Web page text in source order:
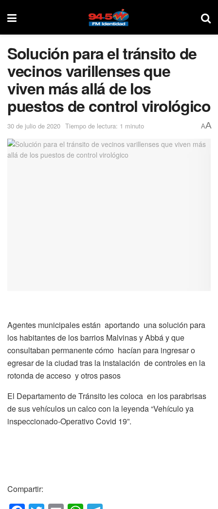
Solución para el tránsito de
vecinos varillenses que
viven más allá de los
puestos de control virológico
30 de julio de 2020 Tiempo de lectura: 1 minuto AA
Agentes municipales están aportando una solución para
los habitantes de los barrios Malvinas y Abbá y que
consultaban permanente cómo hacían para ingresar o
egresar de la ciudad tras la instalación de controles en la
rotonda de acceso y otros pasos
El Departamento de Tránsito les coloca en los parabrisas
de sus vehículos un calco con la leyenda “Vehículo ya
inspeccionado-Operativo Covid 19”.
Compartir: